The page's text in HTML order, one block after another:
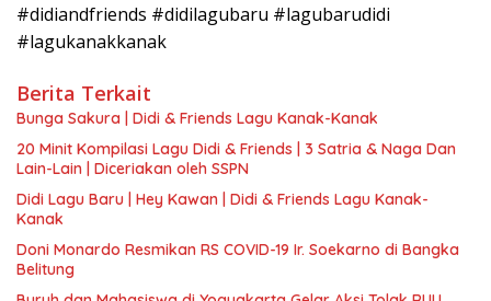
#didiandfriends #didilagubaru #lagubarudidi
#lagukanakkanak
Berita Terkait
Bunga Sakura | Didi & Friends Lagu Kanak-Kanak
20 Minit Kompilasi Lagu Didi & Friends | 3 Satria & Naga Dan
Lain-Lain | Diceriakan oleh SSPN
Didi Lagu Baru | Hey Kawan | Didi & Friends Lagu Kanak-
Kanak
Doni Monardo Resmikan RS COVID-19 Ir. Soekarno di Bangka
Belitung